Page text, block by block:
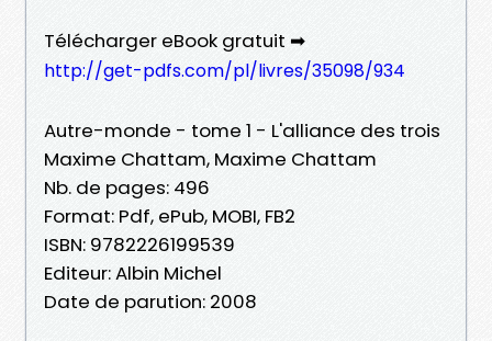
Télécharger eBook gratuit ➡
http://get-pdfs.com/pl/livres/35098/934
Autre-monde - tome 1 - L'alliance des trois
Maxime Chattam, Maxime Chattam
Nb. de pages: 496
Format: Pdf, ePub, MOBI, FB2
ISBN: 9782226199539
Editeur: Albin Michel
Date de parution: 2008